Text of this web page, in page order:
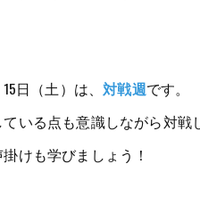
日（土）は、対戦週です。
いる点も意識しながら対戦
けも学びましょう！